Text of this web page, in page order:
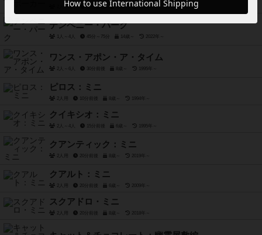
2人～6人 20分前後 8歳～ 2004年～
テンペニー・パーク
45分～75分 2022年～
ワンス・アポン・ア・タイム
2人～6人 30分前後 1995年～
ピロス：ミニ
2人用 10分前後 1994年～
クイキシオ：ミニ
2人～4人 15分前後 1995年～
クアンティック：ミニ
2人用 20分前後 2019年～
クアルト：ミニ
2人用 20分前後 2009年～
スクアドロ・ミニ
2人用 20分前後 2018年～